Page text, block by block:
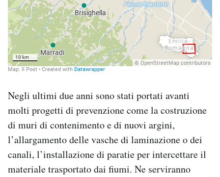
Negli ultimi due anni sono stati portati avanti
molti progetti di prevenzione come la costruzione
di muri di contenimento e di nuovi argini,
l’allargamento delle vasche di laminazione o dei
canali, l’installazione di paratie per intercettare il
materiale trasportato dai fiumi. Ne serviranno